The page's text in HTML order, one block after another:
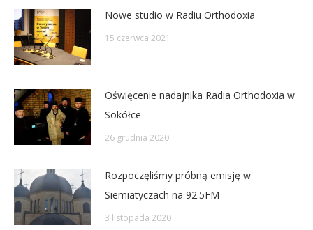
Nowe studio w Radiu Orthodoxia
15 czerwca 2021
Oświęcenie nadajnika Radia Orthodoxia w
Sokółce
26 grudnia 2020
Rozpoczęliśmy próbną emisję w
Siemiatyczach na 92.5FM
3 listopada 2020